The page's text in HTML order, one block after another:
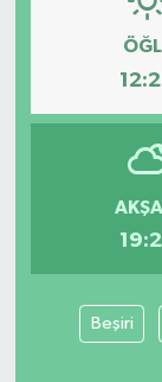
Beşiri
ÖZEL
SAĞLIK
SPOR
TARIM